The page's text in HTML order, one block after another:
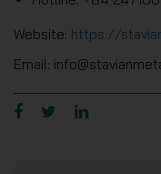
Website: https://
Email: